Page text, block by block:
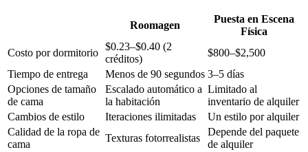
Roomagen
Puesta en Escena
Física
Costo por dormitorio
$0.23–$0.40 (2
créditos)
$800–$2,500
Tiempo de entrega
Menos de 90 segundos 3–5 días
Opciones de tamaño
de cama
Escalado automático a
la habitación
Limitado al
inventario de alquiler
Cambios de estilo
Iteraciones ilimitadas
Un estilo por alquiler
Calidad de la ropa de
cama
Texturas fotorrealistas
Depende del paquete
de alquiler